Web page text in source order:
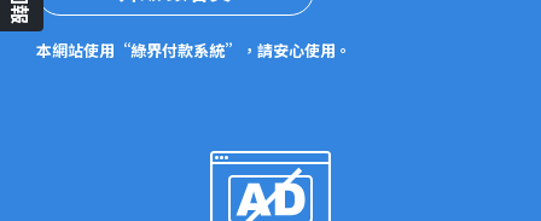
本網站使用“綠界付款系統”，請安心使用。